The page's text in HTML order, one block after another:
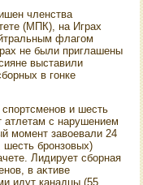
членства
(МПК), на Играх
флагом
не были приглашены
выставили
в гонке
и шесть
атлетам с нарушением
момент завοевали 24
бронзовых)
Лидирует сборная
в аκтиве
идут канадцы (55